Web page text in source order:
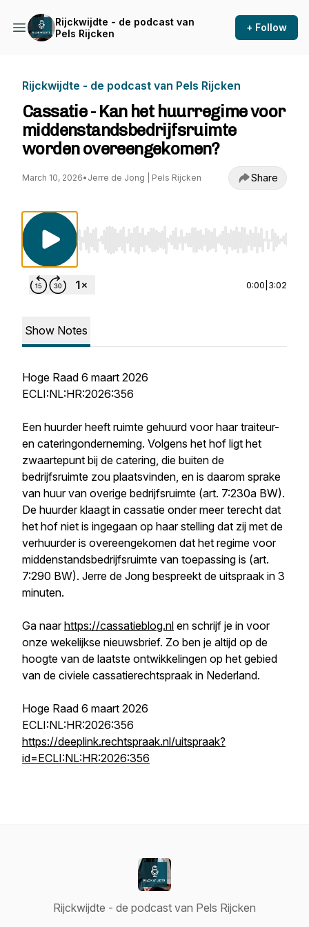
Rijckwijdte - de podcast van
Pels Rijcken
+ Follow
Rijckwijdte - de podcast van Pels Rijcken
Cassatie - Kan het huurregime voor
middenstandsbedrijfsruimte
worden overeengekomen?
March 10, 2026• Jerre de Jong | Pels Rijcken Share
Use Left/Right to seek, Home/End to jump to
0:00 3:02
Show Notes
Hoge Raad 6 maart 2026
ECLI:NL:HR:2026:356
Een huurder heeft ruimte gehuurd voor haar traiteur-
en cateringonderneming. Volgens het hof ligt het
zwaartepunt bij de catering, die buiten de
bedrijfsruimte zou plaatsvinden, en is daarom sprake
van huur van overige bedrijfsruimte (art. 7:230a BW).
De huurder klaagt in cassatie onder meer terecht dat
het hof niet is ingegaan op haar stelling dat zij met de
verhuurder is overeengekomen dat het regime voor
middenstandsbedrijfsruimte van toepassing is (art.
7:290 BW). Jerre de Jong bespreekt de uitspraak in 3
minuten.
Ga naarhttps://cassatieblog.nl en schrijf je in voor
onze wekelijkse nieuwsbrief. Zo ben je altijd op de
hoogte van de laatste ontwikkelingen op het gebied
van de civiele cassatierechtspraak in Nederland.
Hoge Raad 6 maart 2026
ECLI:NL:HR:2026:356
https://deeplink.rechtspraak.nl/uitspraak?
id=ECLI:NL:HR:2026:356
Rijckwijdte - de podcast van Pels Rijcken